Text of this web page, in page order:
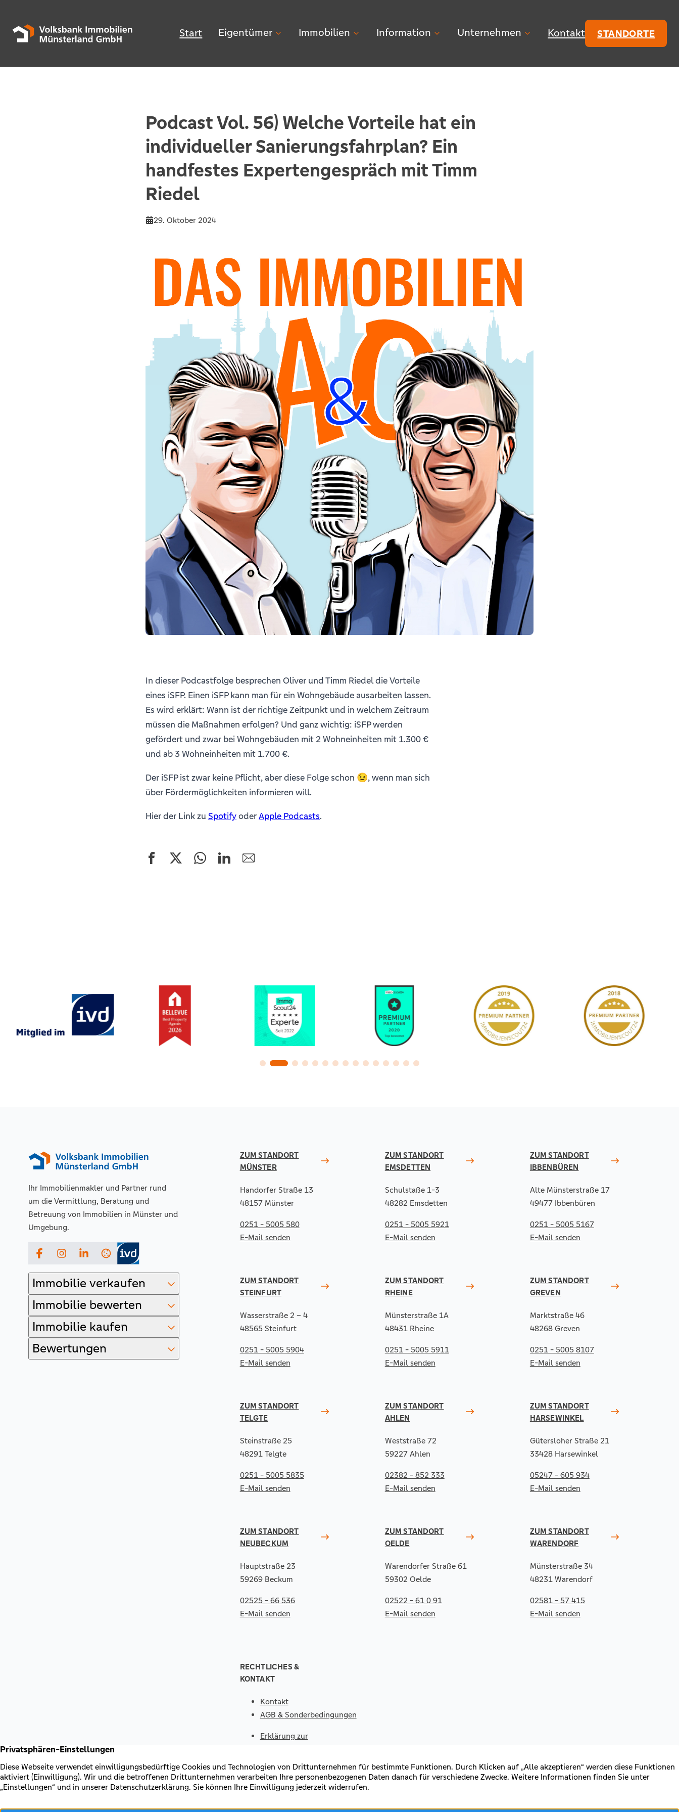
Start Eigentümer Immobilien Information Unternehmen Kontakt STANDORTE
Podcast Vol. 56) Welche Vorteile hat ein
individueller Sanierungsfahrplan? Ein
handfestes Expertengespräch mit Timm
Riedel
29. Oktober 2024
In dieser Podcastfolge besprechen Oliver und Timm Riedel die Vorteile
eines iSFP. Einen iSFP kann man für ein Wohngebäude ausarbeiten lassen.
Es wird erklärt: Wann ist der richtige Zeitpunkt und in welchem Zeitraum
müssen die Maßnahmen erfolgen? Und ganz wichtig: iSFP werden
gefördert und zwar bei Wohngebäuden mit 2 Wohneinheiten mit 1.300 €
und ab 3 Wohneinheiten mit 1.700 €.
Der iSFP ist zwar keine Pflicht, aber diese Folge schon 😉, wenn man sich
über Fördermöglichkeiten informieren will.
Hier der Link zu SpotifyoderApple Podcasts.
Ihr Immobilienmakler und Partner rund
um die Vermittlung, Beratung und
Betreuung von Immobilien in Münster und
Umgebung.
FacebookInstagramLinkedIn
Immobilie verkaufen
Immobilie bewerten
Immobilie kaufen
Bewertungen
ZUM STANDORT
MÜNSTER
Handorfer Straße 13
48157 Münster
0251 - 5005 580
E-Mail senden
ZUM STANDORT
EMSDETTEN
Schulstaße 1-3
48282 Emsdetten
0251 - 5005 5921
E-Mail senden
ZUM STANDORT
IBBENBÜREN
Alte Münsterstraße 17
49477 Ibbenbüren
0251 - 5005 5167
E-Mail senden
ZUM STANDORT
STEINFURT
Wasserstraße 2 – 4
48565 Steinfurt
0251 - 5005 5904
E-Mail senden
ZUM STANDORT
RHEINE
Münsterstraße 1A
48431 Rheine
0251 - 5005 5911
E-Mail senden
ZUM STANDORT
GREVEN
Marktstraße 46
48268 Greven
0251 - 5005 8107
E-Mail senden
ZUM STANDORT
TELGTE
Steinstraße 25
48291 Telgte
0251 - 5005 5835
E-Mail senden
ZUM STANDORT
AHLEN
Weststraße 72
59227 Ahlen
02382 - 852 333
E-Mail senden
ZUM STANDORT
HARSEWINKEL
Gütersloher Straße 21
33428 Harsewinkel
05247 - 605 934
E-Mail senden
ZUM STANDORT
NEUBECKUM
Hauptstraße 23
59269 Beckum
02525 - 66 536
E-Mail senden
ZUM STANDORT
OELDE
Warendorfer Straße 61
59302 Oelde
02522 - 61 0 91
E-Mail senden
ZUM STANDORT
WARENDORF
Münsterstraße 34
48231 Warendorf
02581 - 57 415
E-Mail senden
RECHTLICHES &
KONTAKT
Kontakt
AGB & Sonderbedingungen
Erklärung zur
Impressum
Datenschutz